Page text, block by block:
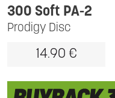
Prodigy Disc
300 Soft PA-2
14.90 €